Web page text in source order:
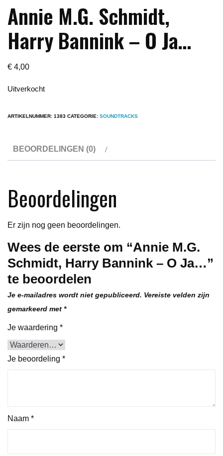
Annie M.G. Schmidt,
Harry Bannink – O Ja…
€ 4,00
Uitverkocht
ARTIKELNUMMER: 1383 CATEGORIE: SOUNDTRACKS
BEOORDELINGEN (0)
Beoordelingen
Er zijn nog geen beoordelingen.
Wees de eerste om “Annie M.G.
Schmidt, Harry Bannink – O Ja…”
te beoordelen
Je e-mailadres wordt niet gepubliceerd. Vereiste velden zijn
gemarkeerd met *
Je waardering *
Je beoordeling *
Naam *